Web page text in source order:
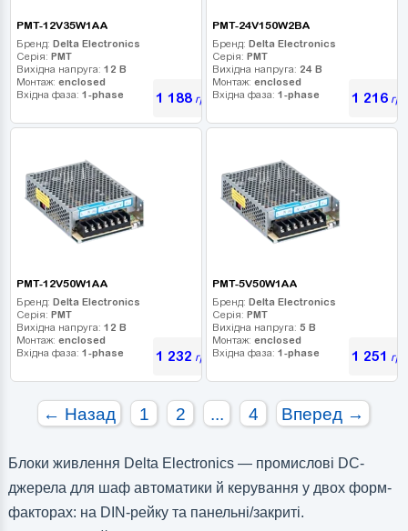
PMT-12V35W1AA
Бренд: Delta Electronics
Серія: PMT
Вихідна напруга: 12 В
Монтаж: enclosed
Вхідна фаза: 1-phase 1 188грн
PMT-24V150W2BA
Бренд: Delta Electronics
Серія: PMT
Вихідна напруга: 24 В
Монтаж: enclosed
Вхідна фаза: 1-phase 1 216грн
PMT-12V50W1AA
Бренд: Delta Electronics
Серія: PMT
Вихідна напруга: 12 В
Монтаж: enclosed
Вхідна фаза: 1-phase 1 232 грн
PMT-5V50W1AA
Бренд: Delta Electronics
Серія: PMT
Вихідна напруга: 5 В
Монтаж: enclosed
Вхідна фаза: 1-phase 1 251 грн
← Назад 1 2 ... 4 Вперед →
Блоки живлення Delta Electronics — промислові DC-
джерела для шаф автоматики й керування у двох форм-
факторах: на DIN-рейку та панельні/закриті.